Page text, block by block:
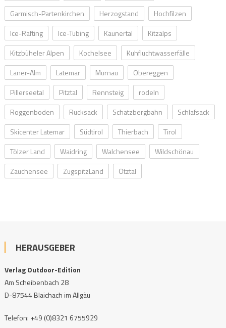
Garmisch-Partenkirchen
Herzogstand
Hochfilzen
Ice-Rafting
Ice-Tubing Kaunertal
Kitzalps
Kitzbüheler Alpen
Kochelsee
Kuhfluchtwasserfälle
Laner-Alm
Latemar Murnau
Obereggen
Pillerseetal
Pitztal Rennsteig
rodeln
Roggenboden
Rucksack Schatzbergbahn
Schlafsack
Skicenter Latemar
Südtirol Thierbach
Tirol
Tölzer Land
Waidring Walchensee
Wildschönau
Zauchensee
ZugspitzLand Ötztal
HERAUSGEBER
Verlag Outdoor-Edition
Am Scheibenbach 28
D-87544 Blaichach im Allgäu
Telefon: +49 (0)8321 6755929